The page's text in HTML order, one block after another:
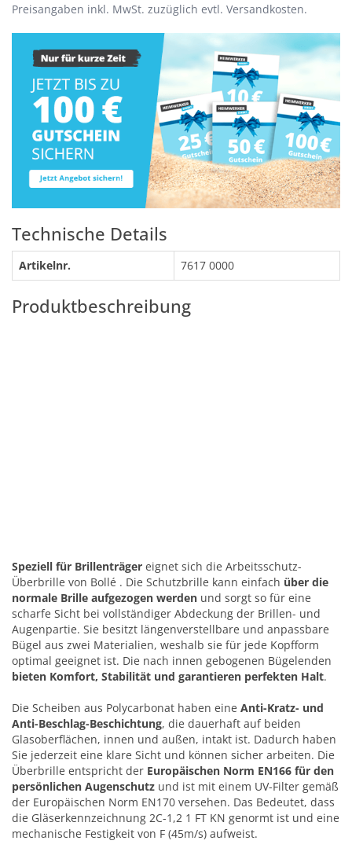
Preisangaben inkl. MwSt. zuzüglich evtl. Versandkosten.
Technische Details
Artikelnr. 7617 0000
Produktbeschreibung
Speziell für Brillenträger eignet sich die Arbeitsschutz-
Überbrille von Bollé . Die Schutzbrille kann einfach über die
normale Brille aufgezogen werden und sorgt so für eine
scharfe Sicht bei vollständiger Abdeckung der Brillen- und
Augenpartie. Sie besitzt längenverstellbare und anpassbare
Bügel aus zwei Materialien, weshalb sie für jede Kopfform
optimal geeignet ist. Die nach innen gebogenen Bügelenden
bieten Komfort, Stabilität und garantieren perfekten Halt.
Die Scheiben aus Polycarbonat haben eine Anti-Kratz- und
Anti-Beschlag-Beschichtung, die dauerhaft auf beiden
Glasoberflächen, innen und außen, intakt ist. Dadurch haben
Sie jederzeit eine klare Sicht und können sicher arbeiten. Die
Überbrille entspricht der Europäischen Norm EN166 für den
persönlichen Augenschutz und ist mit einem UV-Filter gemäß
der Europäischen Norm EN170 versehen. Das Bedeutet, dass
die Gläserkennzeichnung 2C-1,2 1 FT KN genormt ist und eine
mechanische Festigkeit von F (45m/s) aufweist.